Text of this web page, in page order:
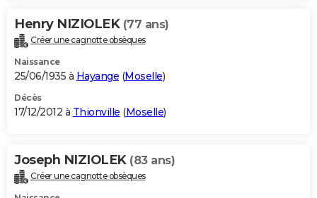
Henry NIZIOLEK (77 ans)
Créer une cagnotte obsèques
Naissance
25/06/1935 à Hayange (Moselle)
Décès
17/12/2012 à Thionville (Moselle)
Joseph NIZIOLEK (83 ans)
Créer une cagnotte obsèques